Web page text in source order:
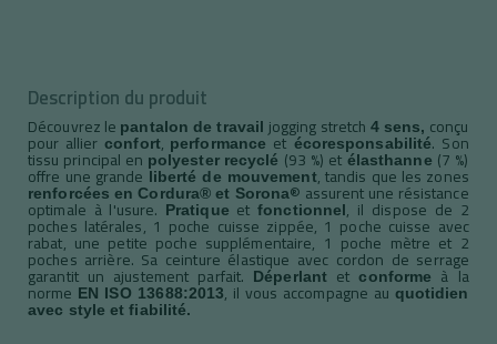
Description du produit
Découvrez le pantalon de travail jogging stretch 4 sens, conçu
pour allierconfort, performanceetécoresponsabilité. Son
tissu principal en polyester recyclé (93 %) etélasthanne (7 %)
offre une grande liberté de mouvement, tandis que les zones
renforcées en Cordura® et Sorona® assurent une résistance
optimale à l'usure. Pratique etfonctionnel, il dispose de 2
poches latérales, 1 poche cuisse zippée, 1 poche cuisse avec
rabat, une petite poche supplémentaire, 1 poche mètre et 2
poches arrière. Sa ceinture élastique avec cordon de serrage
garantit un ajustement parfait. Déperlant etconforme à la
norme EN ISO 13688:2013, il vous accompagne au quotidien
avec style et fiabilité.